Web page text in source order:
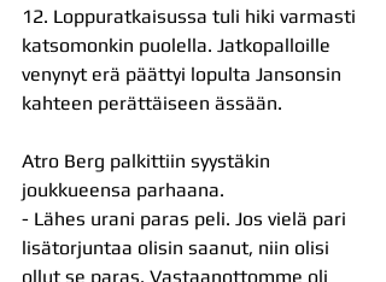
12. Loppuratkaisussa tuli hiki varmasti
katsomonkin puolella. Jatkopalloille
venynyt erä päättyi lopulta Jansonsin
kahteen perättäiseen ässään.
Atro Berg palkittiin syystäkin
joukkueensa parhaana.
- Lähes urani paras peli. Jos vielä pari
lisätorjuntaa olisin saanut, niin olisi
ollut se paras. Vastaanottomme oli